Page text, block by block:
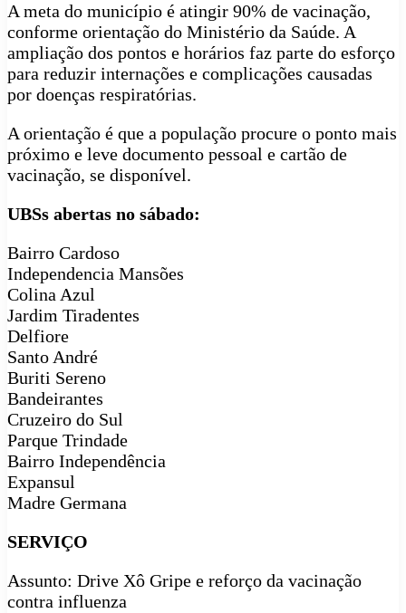
A meta do município é atingir 90% de vacinação,
conforme orientação do Ministério da Saúde. A
ampliação dos pontos e horários faz parte do esforço
para reduzir internações e complicações causadas
por doenças respiratórias.
A orientação é que a população procure o ponto mais
próximo e leve documento pessoal e cartão de
vacinação, se disponível.
UBSs abertas no sábado:
Bairro Cardoso
Independencia Mansões
Colina Azul
Jardim Tiradentes
Delfiore
Santo André
Buriti Sereno
Bandeirantes
Cruzeiro do Sul
Parque Trindade
Bairro Independência
Expansul
Madre Germana
SERVIÇO
Assunto: Drive Xô Gripe e reforço da vacinação
contra influenza